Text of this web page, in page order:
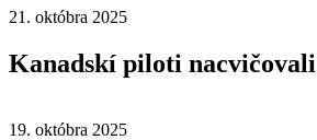
21. októbra 2025
Kanadskí piloti
19. októbra 2025